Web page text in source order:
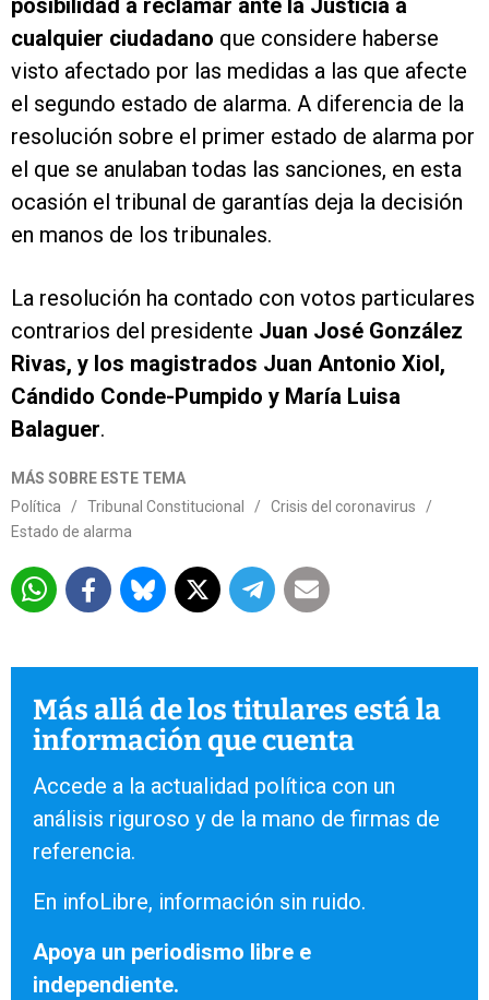
posibilidad a reclamar ante la Justicia a
cualquier ciudadano que considere haberse
visto afectado por las medidas a las que afecte
el segundo estado de alarma. A diferencia de la
resolución sobre el primer estado de alarma por
el que se anulaban todas las sanciones, en esta
ocasión el tribunal de garantías deja la decisión
en manos de los tribunales.
La resolución ha contado con votos particulares
contrarios del presidente Juan José González
Rivas, y los magistrados Juan Antonio Xiol,
Cándido Conde-Pumpido y María Luisa
Balaguer.
MÁS SOBRE ESTE TEMA
Política
/ Tribunal Constitucional / Crisis del coronavirus
/
Estado de alarma
Más allá de los titulares está la
información que cuenta
Accede a la actualidad política con un
análisis riguroso y de la mano de firmas de
referencia.
En infoLibre, información sin ruido.
Apoya un periodismo libre e
independiente.